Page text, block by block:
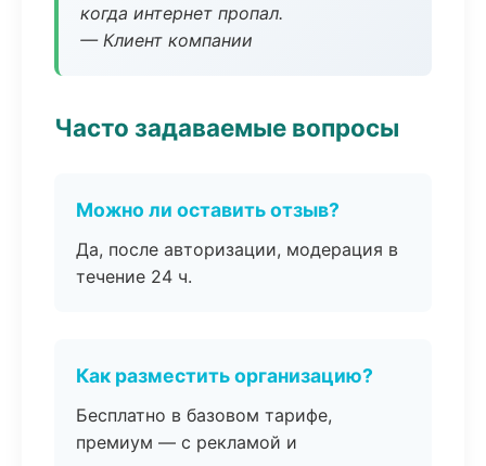
когда интернет пропал.
— Клиент компании
Часто задаваемые вопросы
Можно ли оставить отзыв?
Да, после авторизации, модерация в
течение 24 ч.
Как разместить организацию?
Бесплатно в базовом тарифе,
премиум — с рекламой и